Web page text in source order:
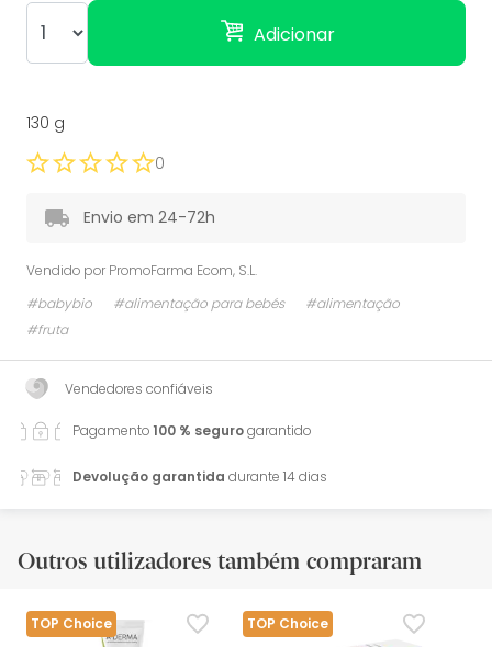
Adicionar
130 g
0
Envio em 24-72h
Vendido por PromoFarma Ecom, S.L.
#babybio
#alimentação para bebés
#alimentação
#fruta
Vendedores confiáveis
Pagamento100 % segurogarantido
Devolução garantida durante 14 dias
Outros utilizadores também compraram
TOP Choice TOP Choice